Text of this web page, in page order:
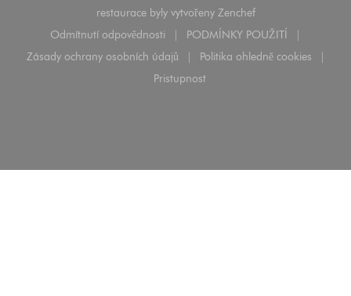
restaurace byly vytvořeny Zenchef((otevře se v novém
Odmítnutí odpovědnosti
((otevře se v novém okně))
PODMÍNKY POUŽITÍ
((otevře se v novém
Zásady ochrany osobních údajů
((otevře se v novém okně))
Politika ohledně cookies
((otevře se v
Pristupnost
((otevře se v novém okně))